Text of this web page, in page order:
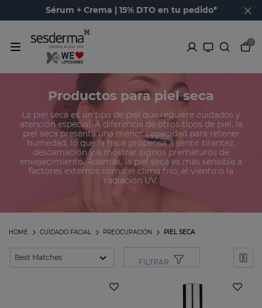
Sérum + Crema | 15% DTO en tu pedido*
0
Productos para piel seca
La piel seca es un tipo de piel que requiere cuidados y
atención especial. A diferencia de otros tipos de piel, la
piel seca presenta una menor capacidad para retener
humedad, lo que la hace propensa a sentir tirantez,
descamación y a mostrar signos prematuros de
envejecimiento. Además, la piel seca es más sensible a
factores externos como el clima frío, el viento o la
radiación UV.
PIEL SECA
PREOCUPACIÓN
CUIDADO FACIAL
HOME
FILTRAR